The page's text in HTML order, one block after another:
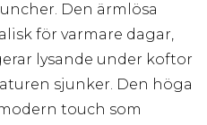
Den ärmlösa
för varmare dagar,
lysande under koftor
sjunker. Den höga
touch som